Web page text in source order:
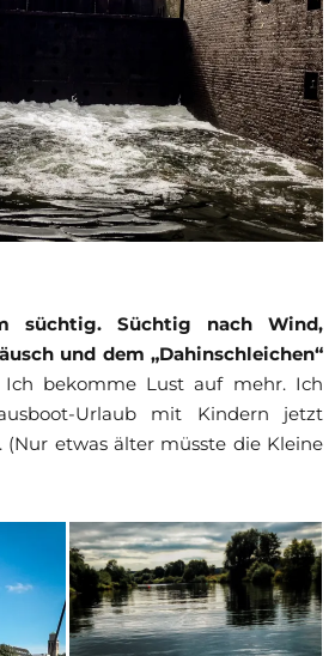
süchtig. Süchtig nach Wind,
und dem „Dahinschleichen“
Ich bekomme Lust auf mehr. Ich
Urlaub mit Kindern jetzt
etwas älter müsste die Kleine